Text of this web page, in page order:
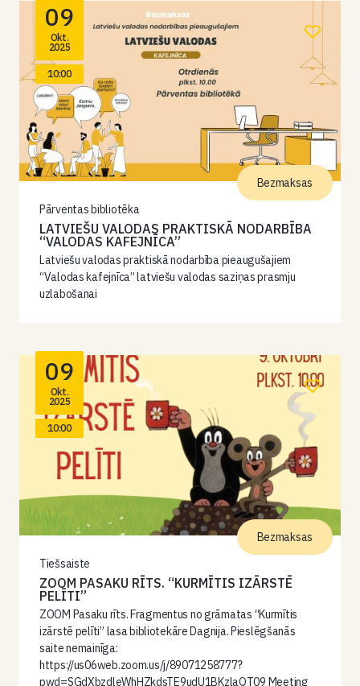
09
Okt.
2025
10:00
Pārventas bibliotēka
LATVIEŠU VALODAS PRAKTISKĀ NODARBĪBA
“VALODAS KAFEJNĪCA”
Latviešu valodas praktiskā nodarbība pieaugušajiem
“Valodas kafejnīca” latviešu valodas saziņas prasmju
uzlabošanai
Bezmaksas
09
Okt.
2025
10:00
Tiešsaiste
ZOOM PASAKU RĪTS. “KURMĪTIS IZĀRSTĒ
PELĪTI”
ZOOM Pasaku rīts. Fragmentus no grāmatas “Kurmītis
izārstē pelīti” lasa bibliotekāre Dagnija. Pieslēgšanās
saite nemainīga:
https://us06web.zoom.us/j/89071258777?
pwd=SGdXbzdleWhHZkdsTE9udU1BKzlaQT09 Meeting
Bezmaksas